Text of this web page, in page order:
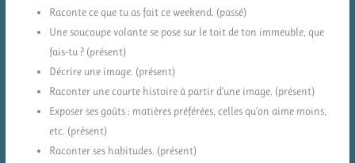
Raconte ce que tu as fait ce weekend. (passé)
Une soucoupe volante se pose sur le toit de ton immeuble, que
fais-tu ? (présent)
Décrire une image. (présent)
Raconter une courte histoire à partir d’une image. (présent)
Exposer ses goûts : matières préférées, celles qu’on aime moins,
etc. (présent)
Raconter ses habitudes. (présent)